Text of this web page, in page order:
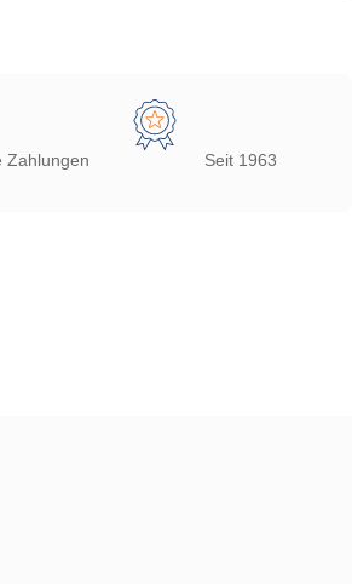
Zahlungen Seit 1963